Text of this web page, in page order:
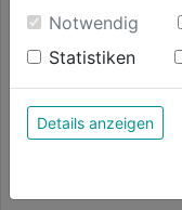
Spiralbohrer HSS
DIN 338
0.0 (0)
0.0
von
1,89€
Einwilligung
unter anderem
Durch Klick auf
der Verwendung
anzeigen" findest
unterschiedlichen
Konfigurieren"
du zulassen
Notwendig
Statistiken
Details anzeigen